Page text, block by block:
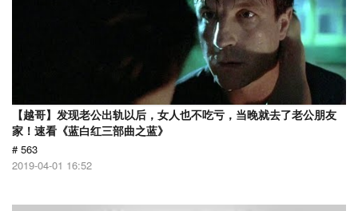
【越哥】发现老公出轨以后，女人也不吃亏，当晚就去了老公朋友
家！速看《蓝白红三部曲之蓝》
# 563
2019-04-01 16:52